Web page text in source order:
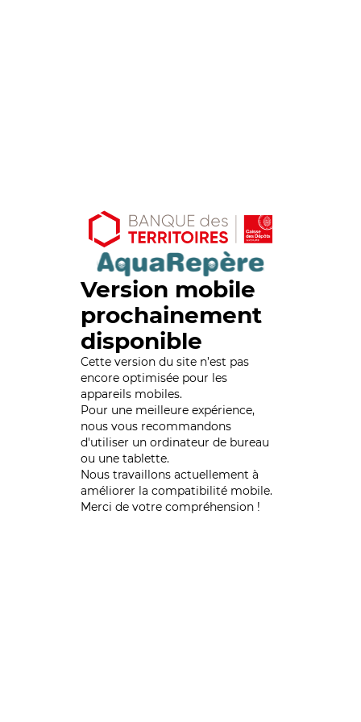
Version mobile
prochainement
disponible
Cette version du site n’est pas
encore optimisée pour les
appareils mobiles.
Pour une meilleure expérience,
nous vous recommandons
d'utiliser un ordinateur de bureau
ou une tablette.
Nous travaillons actuellement à
améliorer la compatibilité mobile.
Merci de votre compréhension !